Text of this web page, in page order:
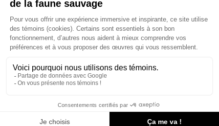
Véronique
Photographe
Fine Art
©2026 créé par Natura
Communication
Politique de confidentiélité